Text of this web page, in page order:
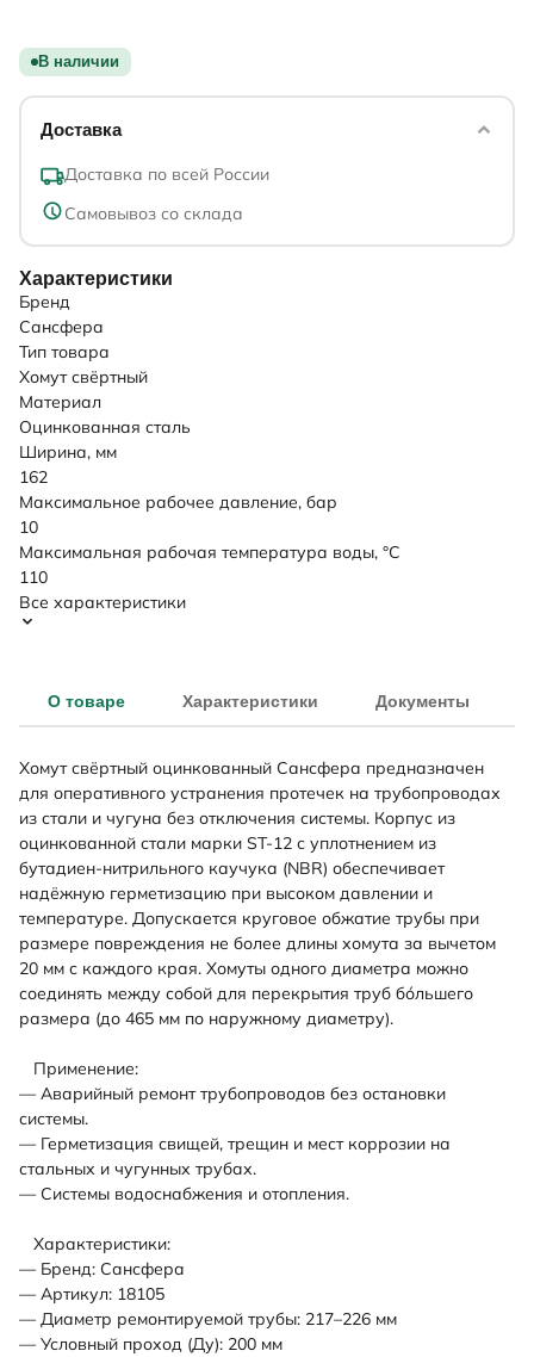
В наличии
Доставка
Доставка по всей России
Самовывоз со склада
Характеристики
Бренд
Сансфера
Тип товара
Хомут свёртный
Материал
Оцинкованная сталь
Ширина, мм
162
Максимальное рабочее давление, бар
10
Максимальная рабочая температура воды, °C
110
Все характеристики
О товаре Характеристики Документы
Хомут свёртный оцинкованный Сансфера предназначен
для оперативного устранения протечек на трубопроводах
из стали и чугуна без отключения системы. Корпус из
оцинкованной стали марки ST-12 с уплотнением из
бутадиен-нитрильного каучука (NBR) обеспечивает
надёжную герметизацию при высоком давлении и
температуре. Допускается круговое обжатие трубы при
размере повреждения не более длины хомута за вычетом
20 мм с каждого края. Хомуты одного диаметра можно
соединять между собой для перекрытия труб бо́льшего
размера (до 465 мм по наружному диаметру).
Применение:
— Аварийный ремонт трубопроводов без остановки
системы.
— Герметизация свищей, трещин и мест коррозии на
стальных и чугунных трубах.
— Системы водоснабжения и отопления.
Характеристики:
— Бренд: Сансфера
— Артикул: 18105
— Диаметр ремонтируемой трубы: 217–226 мм
— Условный проход (Ду): 200 мм